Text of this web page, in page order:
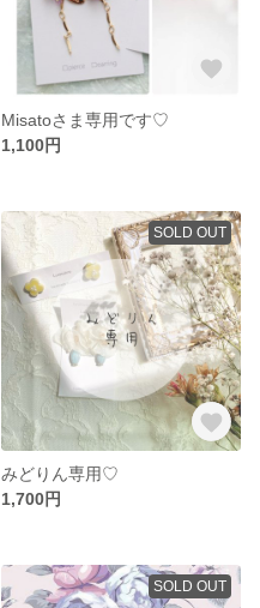
Misatoさま専用です♡
1,100円
SOLD OUT
みどりん専用♡
1,700円
SOLD OUT